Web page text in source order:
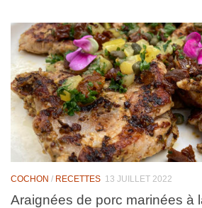
COCHON / RECETTES 13 JUILLET 2022
Araignées de porc marinées à